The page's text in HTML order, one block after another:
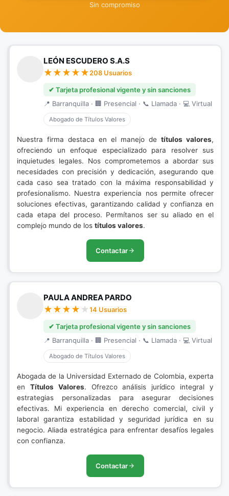
Sin compromiso
LEÓN ESCUDERO S.A.S
208 Usuarios
✔ Tarjeta profesional vigente y sin sanciones
📍 Barranquilla · 🏢 Presencial · 📞 Llamada · 💻 Virtual
Abogado de Títulos Valores
Nuestra firma destaca en el manejo de títulos valores,
ofreciendo un enfoque especializado para resolver sus
inquietudes legales. Nos comprometemos a abordar sus
necesidades con precisión y dedicación, asegurando que
cada caso sea tratado con la máxima responsabilidad y
profesionalismo. Nuestra experiencia nos permite ofrecer
soluciones efectivas, garantizando calidad y confianza en
cada etapa del proceso. Permítanos ser su aliado en el
complejo mundo de los títulos valores.
Contactar
PAULA ANDREA PARDO
14 Usuarios
✔ Tarjeta profesional vigente y sin sanciones
📍 Barranquilla · 🏢 Presencial · 📞 Llamada · 💻 Virtual
Abogado de Títulos Valores
Abogada de la Universidad Externado de Colombia, experta
en Títulos Valores. Ofrezco análisis jurídico integral y
estrategias personalizadas para asegurar decisiones
efectivas. Mi experiencia en derecho comercial, civil y
laboral garantiza estabilidad y seguridad jurídica en su
negocio. Aliada estratégica para enfrentar desafíos legales
con confianza.
Contactar